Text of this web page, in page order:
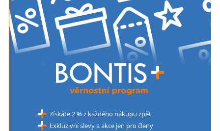
Získáte 2 % z každého nákupu zpět
Exkluzivní slevy a akce jen pro členy